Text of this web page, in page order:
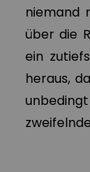
niemand
über die
ein
heraus,